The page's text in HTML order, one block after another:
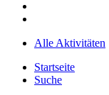
Alle Aktivitäten
Startseite
Suche